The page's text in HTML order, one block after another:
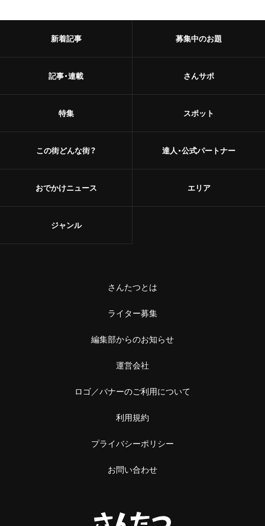
新着記事
記事・連載
特集
この街どんな街？
おでかけニュース
募集中のお題
さんサポ
スポット
達人・公式パートナー
エリア
ジャンル
さんたつとは
ライター募集
編集部からのお知らせ
運営会社
ロゴ／バナーのご利用について
利用規約
プライバシーポリシー
お問い合わせ